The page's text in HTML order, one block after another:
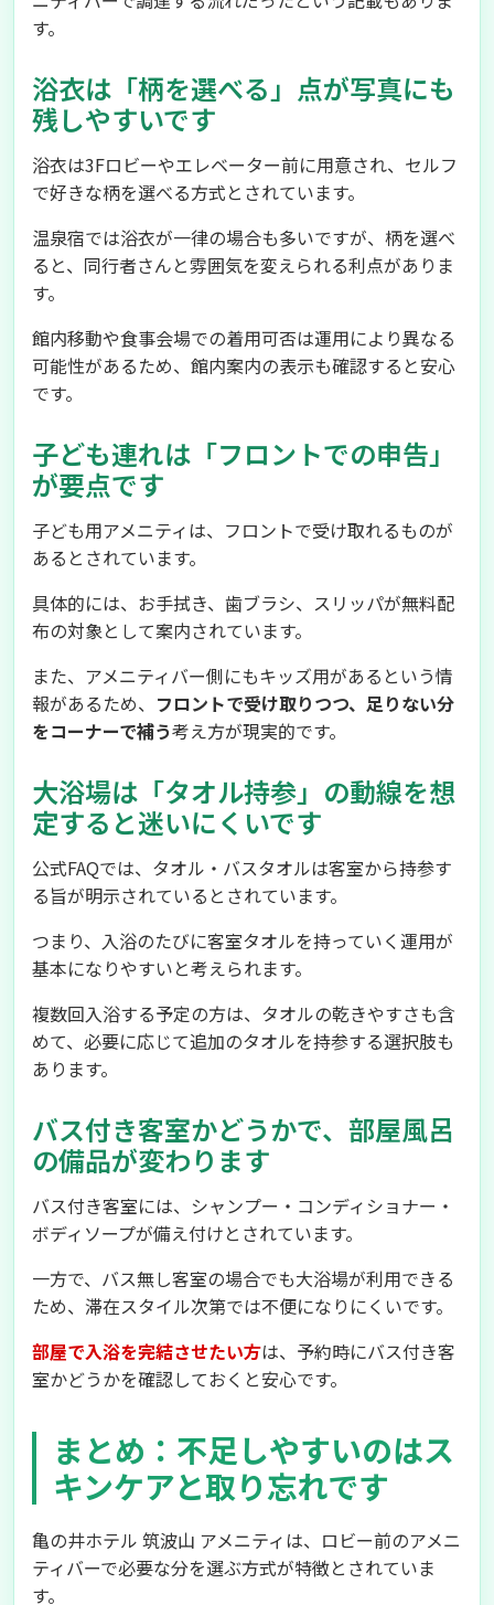
す。
浴衣は「柄を選べる」点が写真にも
残しやすいです
浴衣は3Fロビーやエレベーター前に用意され、セルフ
で好きな柄を選べる方式とされています。
温泉宿では浴衣が一律の場合も多いですが、柄を選べ
ると、同行者さんと雰囲気を変えられる利点がありま
す。
館内移動や食事会場での着用可否は運用により異なる
可能性があるため、館内案内の表示も確認すると安心
です。
子ども連れは「フロントでの申告」
が要点です
子ども用アメニティは、フロントで受け取れるものが
あるとされています。
具体的には、お手拭き、歯ブラシ、スリッパが無料配
布の対象として案内されています。
また、アメニティバー側にもキッズ用があるという情
報があるため、 フロントで受け取りつつ、足りない分
をコーナーで補う考え方が現実的です。
大浴場は「タオル持参」の動線を想
定すると迷いにくいです
公式FAQでは、タオル・バスタオルは客室から持参す
る旨が明示されているとされています。
つまり、入浴のたびに客室タオルを持っていく運用が
基本になりやすいと考えられます。
複数回入浴する予定の方は、タオルの乾きやすさも含
めて、必要に応じて追加のタオルを持参する選択肢も
あります。
バス付き客室かどうかで、部屋風呂
の備品が変わります
バス付き客室には、シャンプー・コンディショナー・
ボディソープが備え付けとされています。
一方で、バス無し客室の場合でも大浴場が利用できる
ため、滞在スタイル次第では不便になりにくいです。
部屋で入浴を完結させたい方は、予約時にバス付き客
室かどうかを確認しておくと安心です。
まとめ：不足しやすいのはス
キンケアと取り忘れです
亀の井ホテル 筑波山 アメニティは、ロビー前のアメニ
ティバーで必要な分を選ぶ方式が特徴とされていま
す。